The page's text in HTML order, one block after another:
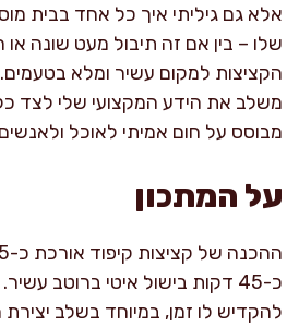
אלא גם גיליתי איך כל אחד בבית
שלו – בין אם זה תיבול מעט שונה
הקציצות למקום עשיר ומלא
משלב את הידע המקצועי שלי לצד כל
מבוסס על חום אמיתי לאוכל
על המתכון
כ-45 דקות בישול איטי ברוטב
להקדיש לו זמן, במיוחד בשלב